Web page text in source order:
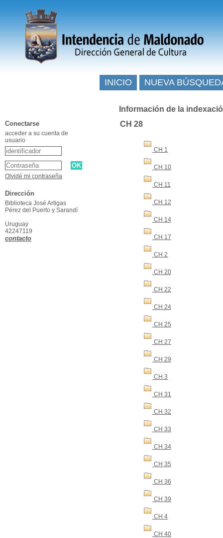
Información de la
CH 28
CH 1
CH 10
CH 11
CH 12
CH 14
CH 17
CH 2
CH 20
CH 22
CH 24
CH 25
CH 27
CH 29
CH 3
CH 31
CH 32
CH 33
CH 34
CH 35
CH 36
CH 39
CH 4
CH 40
INICIO NUEVA
Conectarse
acceder a su cuenta de
usuario
Olvidé mi contraseña
Dirección
Biblioteca José Artigas
Pérez del Puerto y Sarandí
Uruguay
42247119
contacto